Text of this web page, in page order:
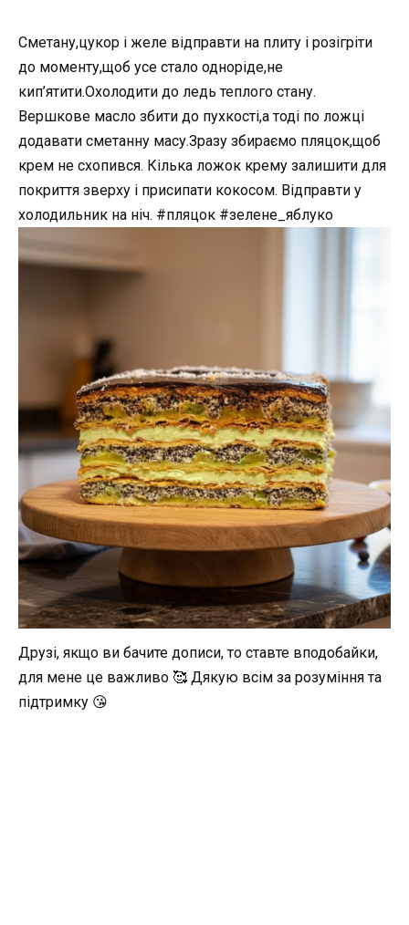
Сметану,цукор і желе відправти на плиту і розігріти
до моменту,щоб усе стало одноріде,не
кип’ятити.Охолодити до ледь теплого стану.
Вершкове масло збити до пухкості,а тоді по ложці
додавати сметанну масу.Зразу збираємо пляцок,щоб
крем не схопився. Кілька ложок крему залишити для
покриття зверху і присипати кокосом. Відправти у
холодильник на ніч. #пляцок #зелене_яблуко
Друзі, якщо ви бачите дописи, то ставте вподобайки,
для мене це важливо 🥰 Дякую всім за розуміння та
підтримку 😘